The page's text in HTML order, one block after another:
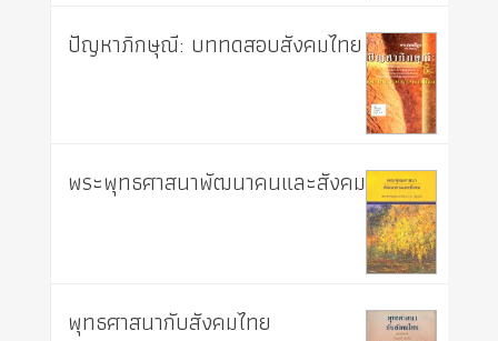
ปัญหาภิกษุณี: บททดสอบสังคมไทย
พระพุทธศาสนาพัฒนาคนและสังคม
พุทธศาสนากับสังคมไทย